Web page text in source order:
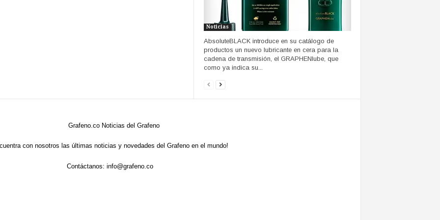
Noticias
AbsoluteBLACK introduce en su catálogo de
productos un nuevo lubricante en cera para la
cadena de transmisión, el GRAPHENlube, que
como ya indica su...
con nosotros las últimas noticias y novedades del Grafeno en el mundo!
Contáctanos: info@grafeno.co